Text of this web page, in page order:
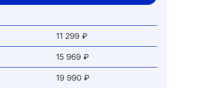
11 299 ₽
15 969 ₽
19 990 ₽